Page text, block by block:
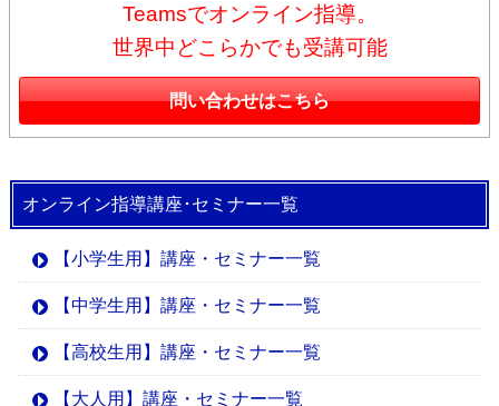
Teamsでオンライン指導。
世界中どこらかでも受講可能
問い合わせはこちら
オンライン指導講座･セミナー一覧
【小学生用】講座・セミナー一覧
【中学生用】講座・セミナー一覧
【高校生用】講座・セミナー一覧
【大人用】講座・セミナー一覧